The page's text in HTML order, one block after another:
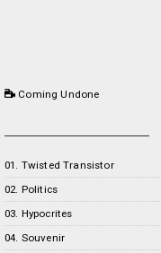
Coming Undone
01. Twisted Transistor
02. Politics
03. Hypocrites
04. Souvenir